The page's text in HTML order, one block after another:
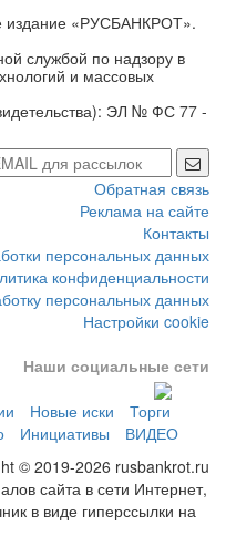
издание «РУСБАНКРОТ».
службой по надзору в
и массовых
ЭЛ № ФС 77 -
Обратная связь
Реклама на сайте
Контакты
персональных данных
конфиденциальности
персональных данных
Настройки cookie
Наши социальные сети
Новые иски
Торги
Инициативы
ВИДЕО
© 2019-2026 rusbankrot.ru
сайта в сети Интернет,
в виде гиперссылки на